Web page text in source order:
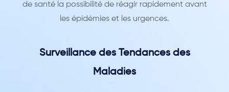
de santé la possibilité de réagir rapidement avant
les épidémies et les urgences.
Surveillance des Tendances des
Maladies